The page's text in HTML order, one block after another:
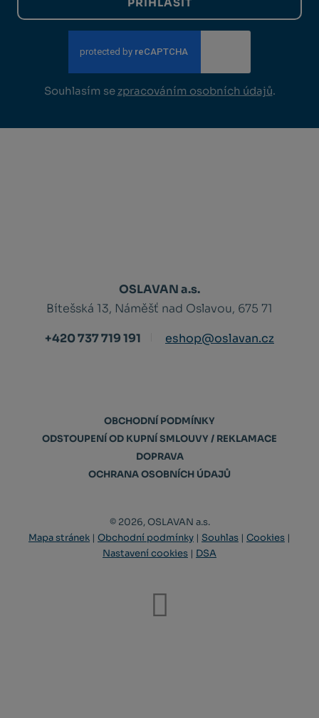
Souhlasím se zpracováním osobních údajů.
OSLAVAN a.s.
Bítešská 13, Náměšť nad Oslavou, 675 71
+420 737 719 191
eshop@oslavan.cz
OBCHODNÍ PODMÍNKY
ODSTOUPENÍ OD KUPNÍ SMLOUVY / REKLAMACE
DOPRAVA
OCHRANA OSOBNÍCH ÚDAJŮ
© 2026, OSLAVAN a.s.
Mapa stránek | Obchodní podmínky | Souhlas | Cookies |
Nastavení cookies | DSA